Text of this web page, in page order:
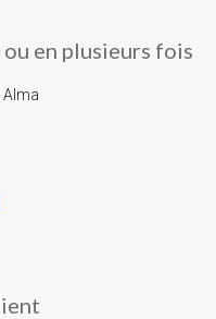
en plusieurs fois
Alma